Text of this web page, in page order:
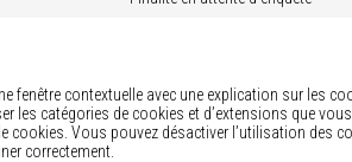
fenêtre contextuelle avec une explication sur les
les catégories de cookies et d’extensions que
cookies. Vous pouvez désactiver l’utilisation des
correctement.